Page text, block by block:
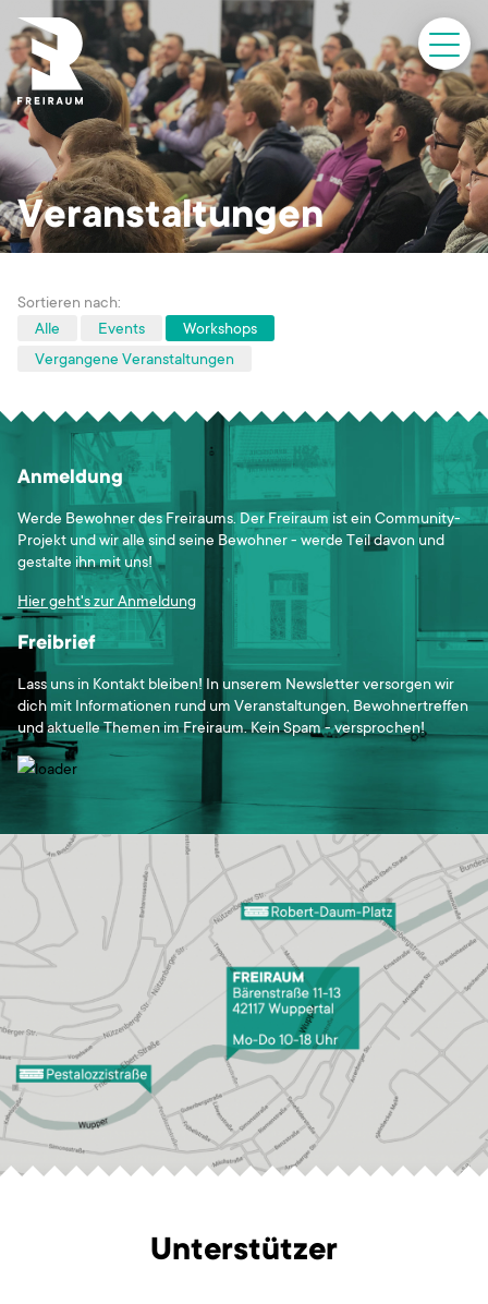
Freiraum
Anmeldung
Kontakt
Veranstaltungen
Sortieren nach:
Alle
Events
Workshops
Vergangene Veranstaltungen
Anmeldung
Werde Bewohner des Freiraums. Der Freiraum ist ein Community-
Projekt und wir alle sind seine Bewohner - werde Teil davon und
gestalte ihn mit uns!
Hier geht's zur Anmeldung
Freibrief
Lass uns in Kontakt bleiben! In unserem Newsletter versorgen wir
dich mit Informationen rund um Veranstaltungen, Bewohnertreffen
und aktuelle Themen im Freiraum. Kein Spam - versprochen!
Unterstützer